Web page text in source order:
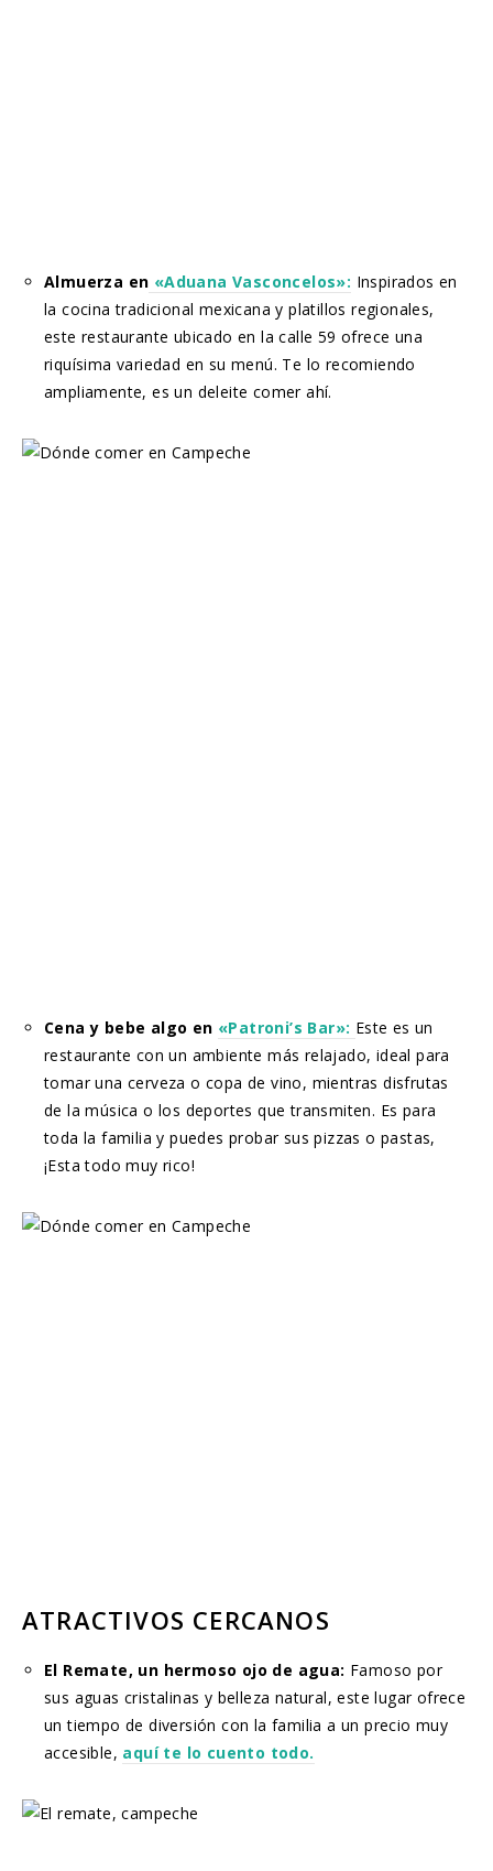
Almuerza en «Aduana Vasconcelos»: Inspirados en
la cocina tradicional mexicana y platillos regionales,
este restaurante ubicado en la calle 59 ofrece una
riquísima variedad en su menú. Te lo recomiendo
ampliamente, es un deleite comer ahí.
Cena y bebe algo en «Patroni’s Bar»: Este es un
restaurante con un ambiente más relajado, ideal para
tomar una cerveza o copa de vino, mientras disfrutas
de la música o los deportes que transmiten. Es para
toda la familia y puedes probar sus pizzas o pastas,
¡Esta todo muy rico!
ATRACTIVOS CERCANOS
El Remate, un hermoso ojo de agua: Famoso por
sus aguas cristalinas y belleza natural, este lugar ofrece
un tiempo de diversión con la familia a un precio muy
accesible, aquí te lo cuento todo.